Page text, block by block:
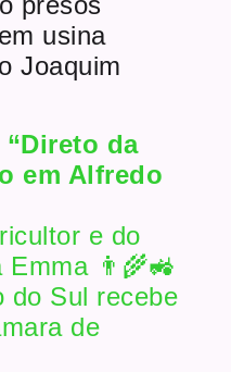
usina
Joaquim
“Direto da
em Alfredo
e do
Emma 👨‍🌾🚜
do Sul recebe
de